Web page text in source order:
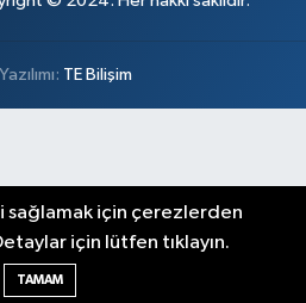
TE Bilişim
sağlamak için çerezlerden
için lütfen tıklayın.
TAMAM